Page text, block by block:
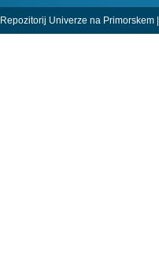
Repozitorij Univerze na Primorskem |